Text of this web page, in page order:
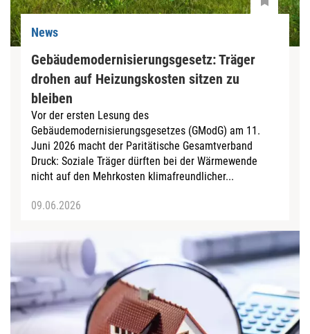
News
Gebäudemodernisierungsgesetz: Träger
drohen auf Heizungskosten sitzen zu
bleiben
Vor der ersten Lesung des
Gebäudemodernisierungsgesetzes (GModG) am 11.
Juni 2026 macht der Paritätische Gesamtverband
Druck: Soziale Träger dürften bei der Wärmewende
nicht auf den Mehrkosten klimafreundlicher...
09.06.2026